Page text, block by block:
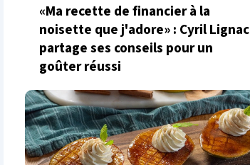
«Ma recette de financier à la
noisette que j'adore» : Cyril Lignac
partage ses conseils pour un
goûter réussi